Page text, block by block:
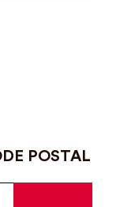
POSTAL